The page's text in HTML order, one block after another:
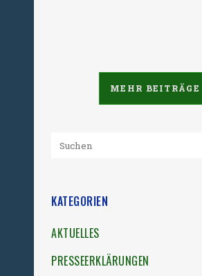
MEHR BEITRÄGE
KATEGORIEN
AKTUELLES
PRESSEERKLÄRUNGEN